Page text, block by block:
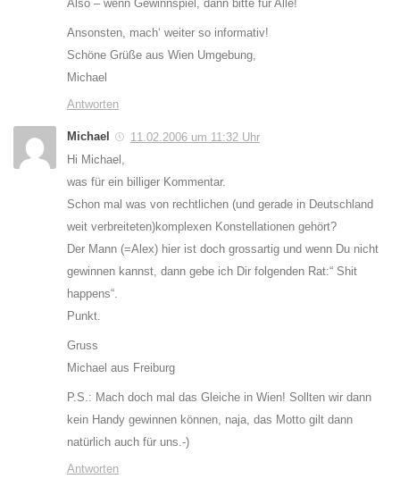
Also – wenn Gewinnspiel, dann bitte für Alle!
Ansonsten, mach‘ weiter so informativ!
Schöne Grüße aus Wien Umgebung,
Michael
Antworten
Michael
11.02.2006 um 11:32 Uhr
Hi Michael,
was für ein billiger Kommentar.
Schon mal was von rechtlichen (und gerade in Deutschland
weit verbreiteten)komplexen Konstellationen gehört?
Der Mann (=Alex) hier ist doch grossartig und wenn Du nicht
gewinnen kannst, dann gebe ich Dir folgenden Rat:“ Shit
happens“.
Punkt.
Gruss
Michael aus Freiburg
P.S.: Mach doch mal das Gleiche in Wien! Sollten wir dann
kein Handy gewinnen können, naja, das Motto gilt dann
natürlich auch für uns.-)
Antworten